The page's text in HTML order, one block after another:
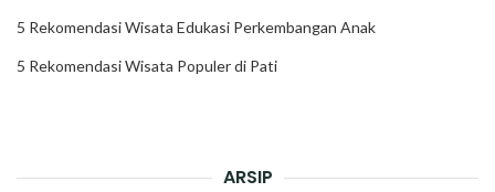
5 Rekomendasi Wisata Edukasi Perkembangan Anak
5 Rekomendasi Wisata Populer di Pati
ARSIP